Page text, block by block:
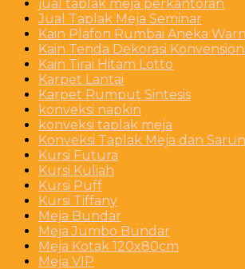
jual taplak meja perkantoran
Jual Taplak Meja Seminar
Kain Plafon Rumbai Aneka
Kain Tenda Dekorasi
Kain Tirai Hitam Lotto
Karpet Lantai
Karpet Rumput Sintesis
konveksi napkin
konveksi taplak meja
Konveksi Taplak Meja dan
Kursi Futura
Kursi Kuliah
Kursi Puff
Kursi Tiffany
Meja Bundar
Meja Jumbo Bundar
Meja Kotak 120x80cm
Meja VIP